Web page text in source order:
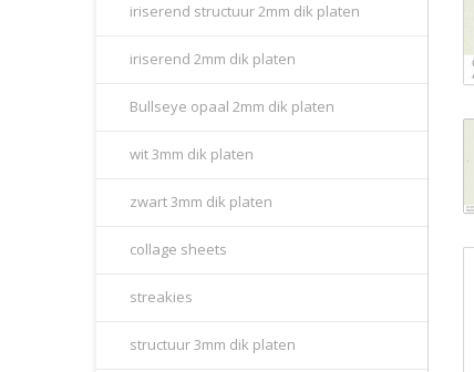
iriserend structuur 2mm dik platen
iriserend 2mm dik platen
Bullseye opaal 2mm dik platen
wit 3mm dik platen
zwart 3mm dik platen
collage sheets
streakies
structuur 3mm dik platen